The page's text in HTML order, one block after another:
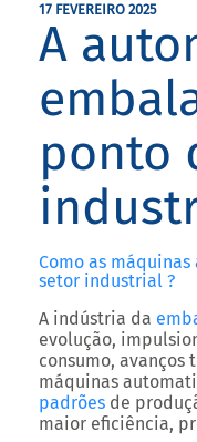
17 FEVEREIRO 2025
A
ponto
Como as
setor industrial ?
A indústria da
evolução,
consumo, avanços
máquinas
padrões de
maior eficiência,